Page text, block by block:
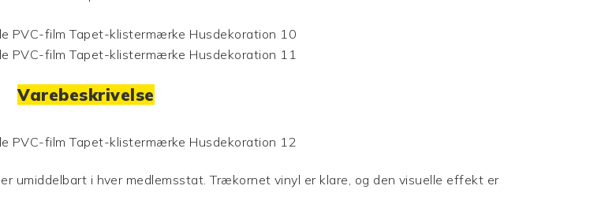
Varebeskrivelse
umiddelbart i hver medlemsstat.Trækornet vinyl er klare, og den visuelle effekt er